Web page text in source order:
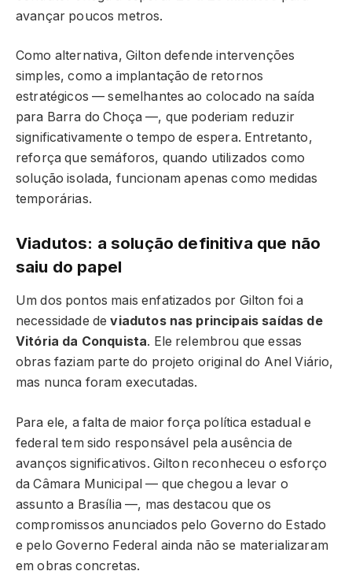
avançar poucos metros.
Como alternativa, Gilton defende intervenções
simples, como a implantação de retornos
estratégicos — semelhantes ao colocado na saída
para Barra do Choça —, que poderiam reduzir
significativamente o tempo de espera. Entretanto,
reforça que semáforos, quando utilizados como
solução isolada, funcionam apenas como medidas
temporárias.
Viadutos: a solução definitiva que não
saiu do papel
Um dos pontos mais enfatizados por Gilton foi a
necessidade deviadutos nas principais saídas de
Vitória da Conquista. Ele relembrou que essas
obras faziam parte do projeto original do Anel Viário,
mas nunca foram executadas.
Para ele, a falta de maior força política estadual e
federal tem sido responsável pela ausência de
avanços significativos. Gilton reconheceu o esforço
da Câmara Municipal — que chegou a levar o
assunto a Brasília —, mas destacou que os
compromissos anunciados pelo Governo do Estado
e pelo Governo Federal ainda não se materializaram
em obras concretas.